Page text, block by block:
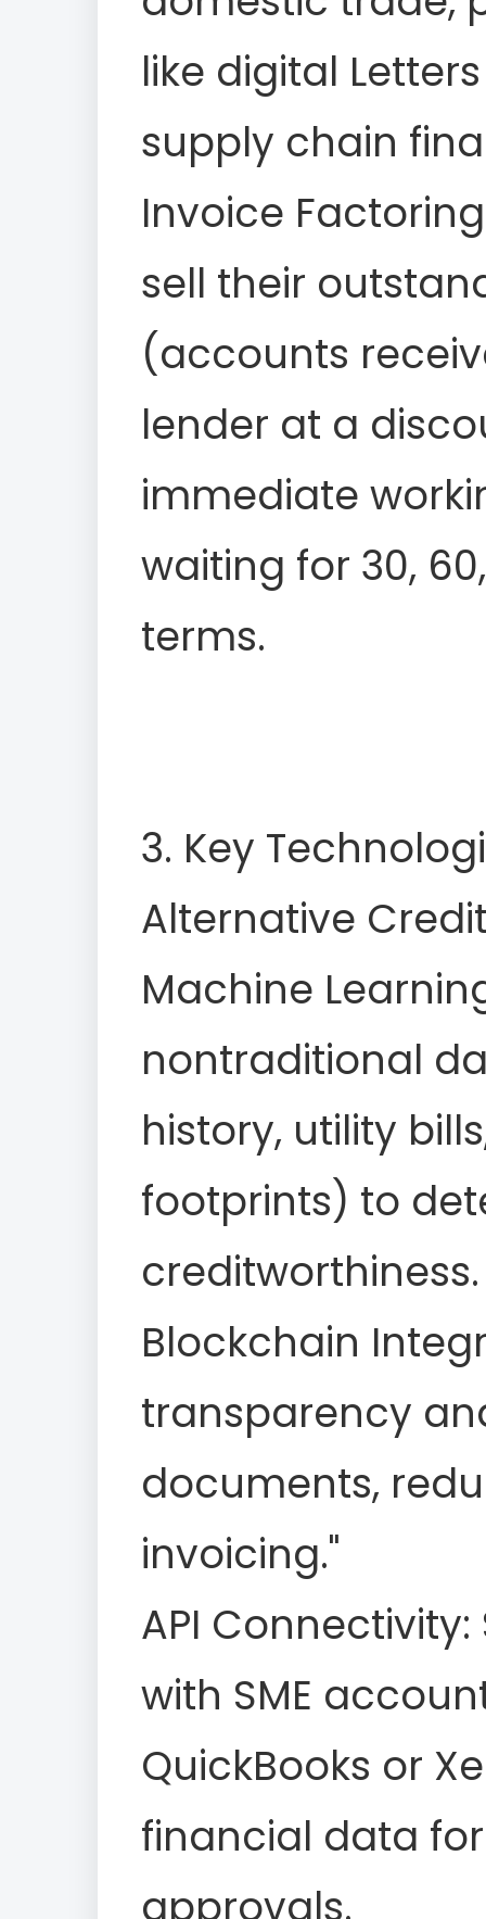
like digital
supply chain
Invoice
sell their
(accounts
lender at a
immediate
waiting for 30,
terms.
3. Key
Alternative
Machine
nontraditional
history, utility
footprints) to
creditworthiness.
Blockchain
transparency
documents,
invoicing."
API
with SME
QuickBooks or
financial data
approvals.